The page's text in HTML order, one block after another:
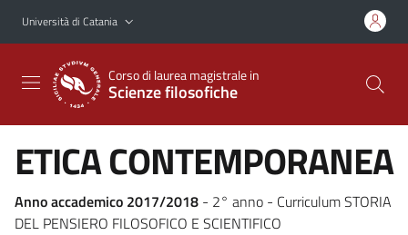
Vai al contenuto principale
Vai al menu di navigazione
Università di Catania
Corso di laurea magistrale in
Scienze filosofiche
ETICA CONTEMPORANEA
Anno accademico 2017/2018 - 2° anno - Curriculum STORIA
DEL PENSIERO FILOSOFICO E SCIENTIFICO